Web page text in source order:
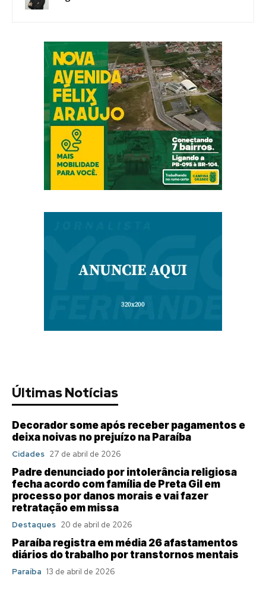
Últimas Notícias
Decorador some após receber pagamentos e
deixa noivas no prejuízo na Paraíba
Cidades 27 de abril de 2026
Padre denunciado por intolerância religiosa
fecha acordo com família de Preta Gil em
processo por danos morais e vai fazer
retratação em missa
Destaques 20 de abril de 2026
Paraíba registra em média 26 afastamentos
diários do trabalho por transtornos mentais
Paraíba 13 de abril de 2026